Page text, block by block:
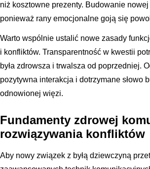
niż kosztowne prezenty. Budowanie
ponieważ rany emocjonalne goją się
Warto wspólnie ustalić nowe zasady
i konfliktów. Transparentność w kwestii
była zdrowsza i trwalsza od poprzedniej.
pozytywna interakcja i dotrzymane słowo
odnowionej więzi.
Fundamenty zdrowej
rozwiązywania konfliktów
Aby nowy związek z byłą dziewczyną